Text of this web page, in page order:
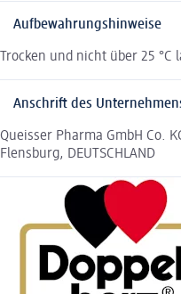
Aufbewahrungshinweise
Trocken und nicht über 25 °C
Anschrift des
Queisser Pharma GmbH Co.
Flensburg, DEUTSCHLAND